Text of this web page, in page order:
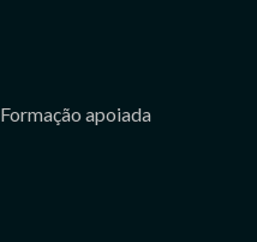
Formação apoiada